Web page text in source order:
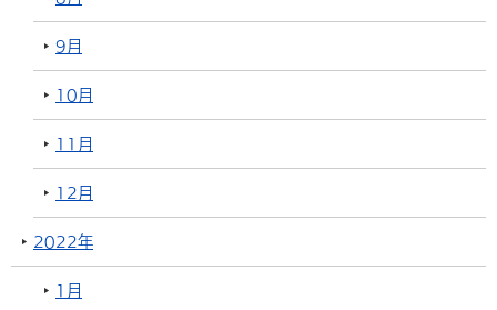
9月
10月
11月
12月
2022年
1月